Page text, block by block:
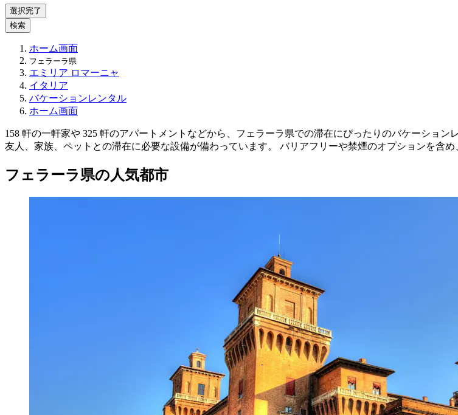
選択完了
検索
ホーム画面
フェラーラ県
エミリア ロマーニャ
イタリア
バケーションレンタル
ホーム画面
158 軒の一軒家や 325 軒のアパートメントなどから、フェラーラ県での滞在にぴったりのバケーショ
友人、家族、ペットとの滞在に必要な設備が備わっています。 バリアフリーや禁煙のオプションを含め
フェラーラ県の人気都市